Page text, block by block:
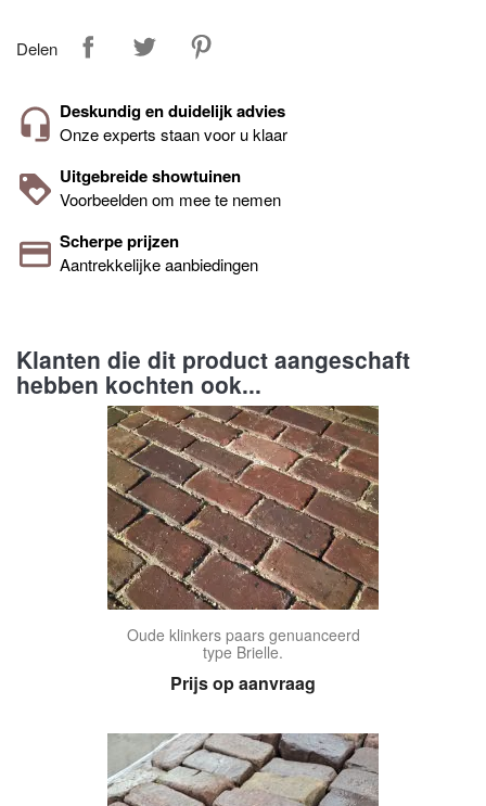
Delen
Deskundig en duidelijk advies
Onze experts staan voor u klaar
Uitgebreide showtuinen
Voorbeelden om mee te nemen
Scherpe prijzen
Aantrekkelijke aanbiedingen
Klanten die dit product aangeschaft
hebben kochten ook...
Oude klinkers paars genuanceerd
type Brielle.
Prijs op aanvraag